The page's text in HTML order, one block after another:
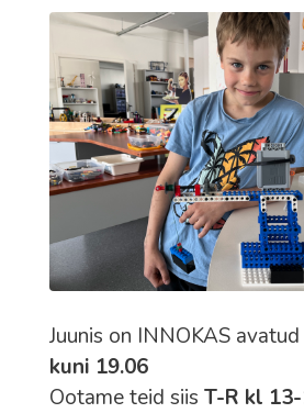
Juunis on INNOKAS
kuni 19.06
Ootame teid siis T-R kl